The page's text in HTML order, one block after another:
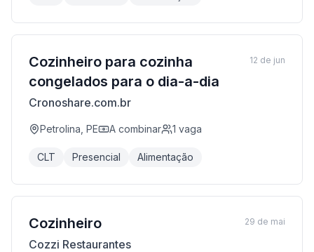
Cozinheiro para cozinha
congelados para o dia-a-dia
Cronoshare.com.br
Petrolina, PE A combinar 1 vaga
CLT Presencial Alimentação
12 de jun
Cozinheiro
Cozzi Restaurantes
29 de mai